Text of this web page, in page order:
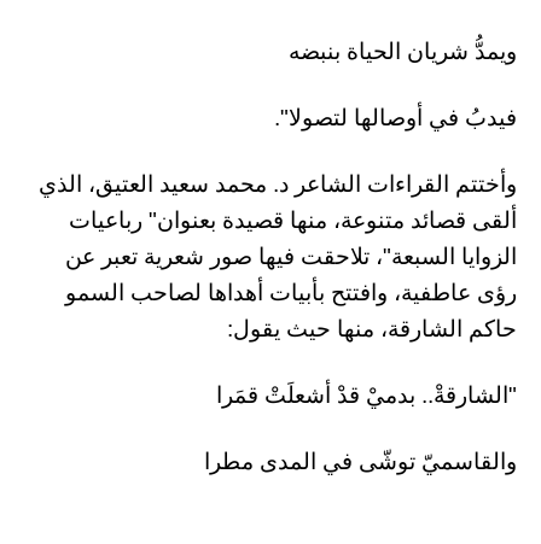
ويمدُّ شريان الحياة بنبضه
فيدبُ في أوصالها لتصولا".
وأختتم القراءات الشاعر د. محمد سعيد العتيق، الذي
ألقى قصائد متنوعة، منها قصيدة بعنوان" رباعيات
الزوايا السبعة"، تلاحقت فيها صور شعرية تعبر عن
رؤى عاطفية، وافتتح بأبيات أهداها لصاحب السمو
حاكم الشارقة، منها حيث يقول:
"الشارقةْ.. بدميْ قدْ أشعلَتْ قمَرا
والقاسميّ توشّى في المدى مطرا